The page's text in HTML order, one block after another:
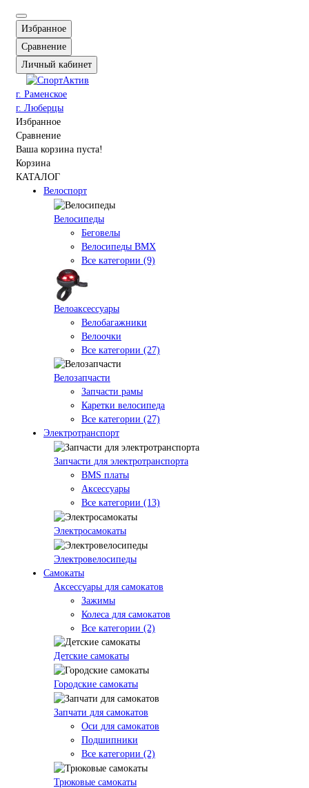
Избранное
Сравнение
Личный кабинет
г. Раменское
г. Люберцы
Избранное
Сравнение
Ваша корзина пуста!
Корзина
КАТАЛОГ
Велоспорт
Велосипеды
Беговелы
Велосипеды BMX
Все категории (9)
Велоаксессуары
Велобагажники
Велоочки
Все категории (27)
Велозапчасти
Запчасти рамы
Каретки велосипеда
Все категории (27)
Электротранспорт
Запчасти для электротранспорта
BMS платы
Аксессуары
Все категории (13)
Электросамокаты
Электровелосипеды
Самокаты
Аксессуары для самокатов
Зажимы
Колеса для самокатов
Все категории (2)
Детские самокаты
Городские самокаты
Запчати для самокатов
Оси для самокатов
Подшипники
Все категории (2)
Трюковые самокаты